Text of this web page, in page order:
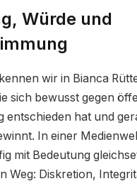
Würde und
wir in Bianca
sich bewusst gegen
entschieden hat und
In einer
mit Bedeutung
Weg: Diskretion,